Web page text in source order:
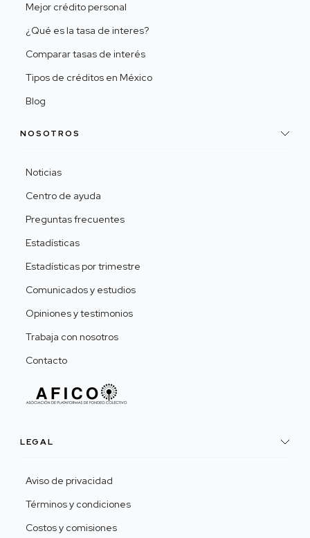
Mejor crédito personal
¿Qué es la tasa de interes?
Comparar tasas de interés
Tipos de créditos en México
Blog
NOSOTROS
Noticias
Centro de ayuda
Preguntas frecuentes
Estadísticas
Estadísticas por trimestre
Comunicados y estudios
Opiniones y testimonios
Trabaja con nosotros
Contacto
LEGAL
Aviso de privacidad
Términos y condiciones
Costos y comisiones